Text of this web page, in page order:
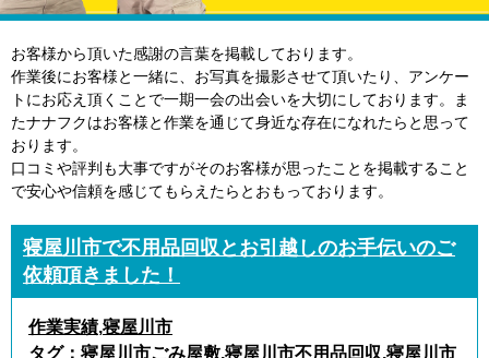
お客様から頂いた感謝の言葉を掲載しております。
作業後にお客様と一緒に、お写真を撮影させて頂いたり、アンケー
トにお応え頂くことで一期一会の出会いを大切にしております。ま
たナナフクはお客様と作業を通じて身近な存在になれたらと思って
おります。
口コミや評判も大事ですがそのお客様が思ったことを掲載すること
で安心や信頼を感じてもらえたらとおもっております。
寝屋川市で不用品回収とお引越しのお手伝いのご
依頼頂きました！
作業実績,寝屋川市
タグ： 寝屋川市ごみ屋敷,寝屋川市不用品回収,寝屋川市